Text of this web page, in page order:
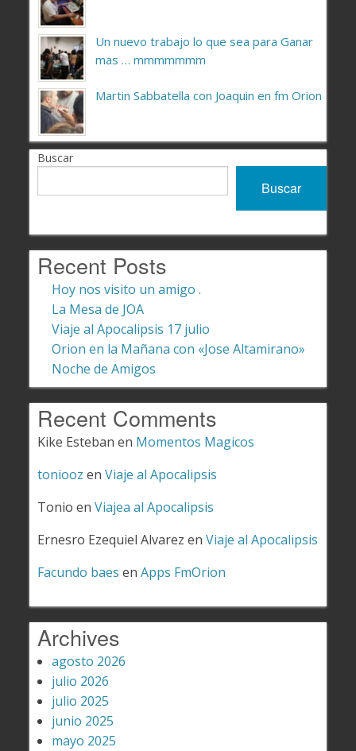
Un nuevo trabajo lo que sea para Ganar
mas … mmmmmmm
Martin Sabbatella con Joaquin en fm Orion
Buscar
Buscar
Recent Posts
Hoy nos visito un amigo .
La Mesa de JOA
Viaje al Apocalipsis 17 julio
Orion en la Mañana con «Jose Altamirano»
Noche de Amigos
Recent Comments
Kike Esteban en Momentos Magicos
toniooz enViaje al Apocalipsis
Tonio enViajea al Apocalipsis
Ernesro Ezequiel Alvarez enViaje al Apocalipsis
Facundo baes enApps FmOrion
Archives
agosto 2026
julio 2026
julio 2025
junio 2025
mayo 2025